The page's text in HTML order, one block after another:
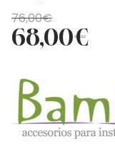
76,00€
O
preço
original
76,00€.
68,00€
O
preço
atual
68,00€.